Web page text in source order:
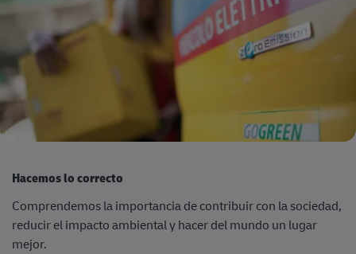
Hacemos lo correcto
Comprendemos la importancia de contribuir con la sociedad,
reducir el impacto ambiental y hacer del mundo un lugar
mejor.